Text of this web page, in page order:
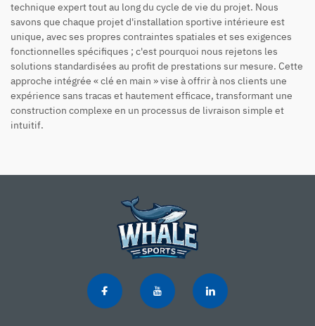
technique expert tout au long du cycle de vie du projet. Nous
savons que chaque projet d'installation sportive intérieure est
unique, avec ses propres contraintes spatiales et ses exigences
fonctionnelles spécifiques ; c'est pourquoi nous rejetons les
solutions standardisées au profit de prestations sur mesure. Cette
approche intégrée « clé en main » vise à offrir à nos clients une
expérience sans tracas et hautement efficace, transformant une
construction complexe en un processus de livraison simple et
intuitif.